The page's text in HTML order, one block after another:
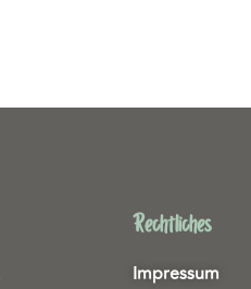
Rechtliches
Impressum